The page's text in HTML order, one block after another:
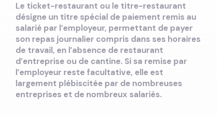
Le ticket-restaurant ou le titre-restaurant
désigne un titre spécial de paiement remis au
salarié par l’employeur, permettant de payer
son repas journalier compris dans ses horaires
de travail, en l’absence de restaurant
d’entreprise ou de cantine. Si sa remise par
l’employeur reste facultative, elle est
largement plébiscitée par de nombreuses
entreprises et de nombreux salariés.